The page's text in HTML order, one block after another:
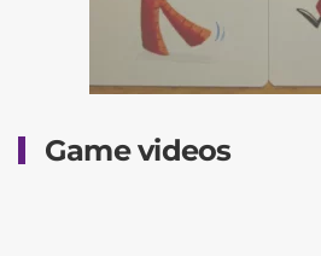
Game videos